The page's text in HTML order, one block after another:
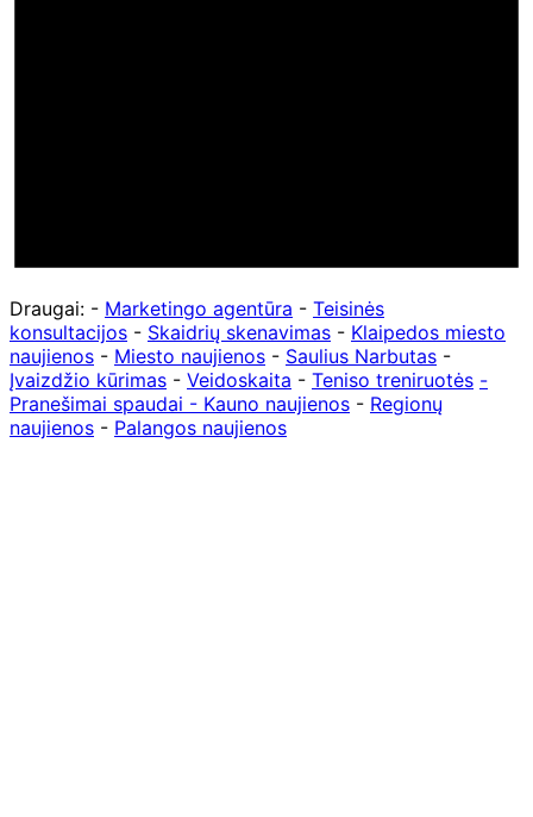
Draugai: - Marketingo agentūra - Teisinės
konsultacijos - Skaidrių skenavimas - Klaipedos miesto
naujienos - Miesto naujienos - Saulius Narbutas -
Įvaizdžio kūrimas - Veidoskaita - Teniso treniruotės -
Pranešimai spaudai - Kauno naujienos - Regionų
naujienos - Palangos naujienos